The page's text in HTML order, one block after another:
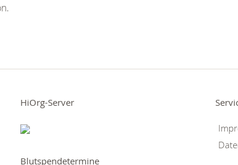
HiOrg-Server
Blutspendetermine